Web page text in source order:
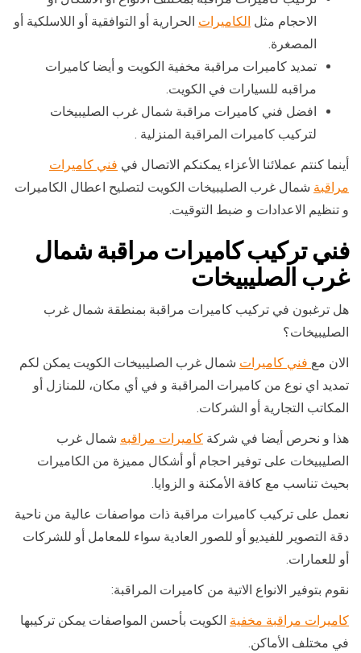
الاحجام مثل الكاميرات الحرارية أو التوافقية أو اللاسلكية أو
المصغرة.
تمديد كاميرات مراقبة مخفية الكويت و أيضا كاميرات
مراقبه للسيارات في الكويت.
افضل فني كاميرات مراقبة شمال غرب الصليبيخات
لتركيب كاميرات المراقبة المنزلية .
أينما كنتم عملائنا الأعزاء يمكنكم الاتصال في فني كاميرات
مراقبة شمال غرب الصليبيخات الكويت لتصليح اعطال الكاميرات
و تنظيم الاعدادات و ضبط التوقيت.
فني تركيب كاميرات مراقبة شمال
غرب الصليبيخات
هل ترغبون في تركيب كاميرات مراقبة بمنطقة شمال غرب
الصليبيخات؟
الان مع فني كاميرات شمال غرب الصليبيخات الكويت يمكن لكم
تمديد اي نوع من كاميرات المراقبة و في أي مكان، للمنازل أو
المكاتب التجارية أو الشركات.
هذا و نحرص أيضا في شركة كاميرات مراقبه شمال غرب
الصليبيخات على توفير احجام أو أشكال مميزة من الكاميرات
بحيث تناسب مع كافة الأمكنة و الزوايا.
نعمل على تركيب كاميرات مراقبة ذات مواصفات عالية من ناحية
دقة التصوير للفيديو أو للصور العادية سواء للمعامل أو للشركات
أو للعمارات.
نقوم بتوفير الانواع الاتية من كاميرات المراقبة:
كاميرات مراقبة مخفية الكويت بأحسن المواصفات يمكن تركيبها
في مختلف الأماكن.